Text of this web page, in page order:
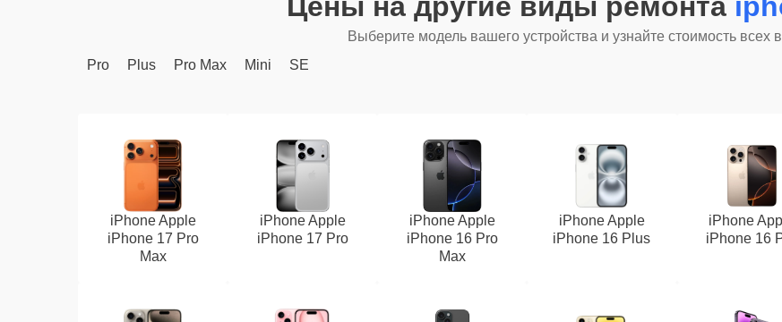
Выберите модель вашего устройства и узнайте стоимость всех
Pro
Plus Pro Max Mini SE
iPhone Apple
iPhone 17 Pro
Max
iPhone Apple
iPhone 17 Pro
iPhone Apple
iPhone 16 Pro
Max
iPhone Apple
iPhone 16 Plus
iPhone
iPhone 16